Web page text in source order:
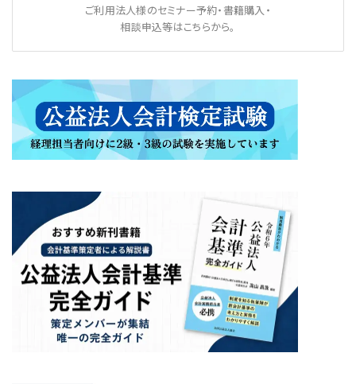
ご利用法人様のセミナー予約・書籍購入・
相談申込等はこちらから。